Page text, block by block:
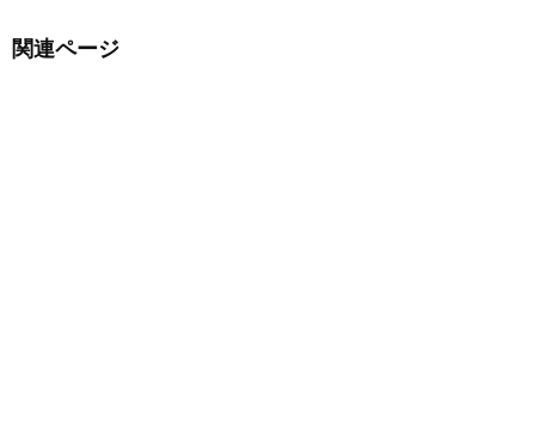
関連ページ